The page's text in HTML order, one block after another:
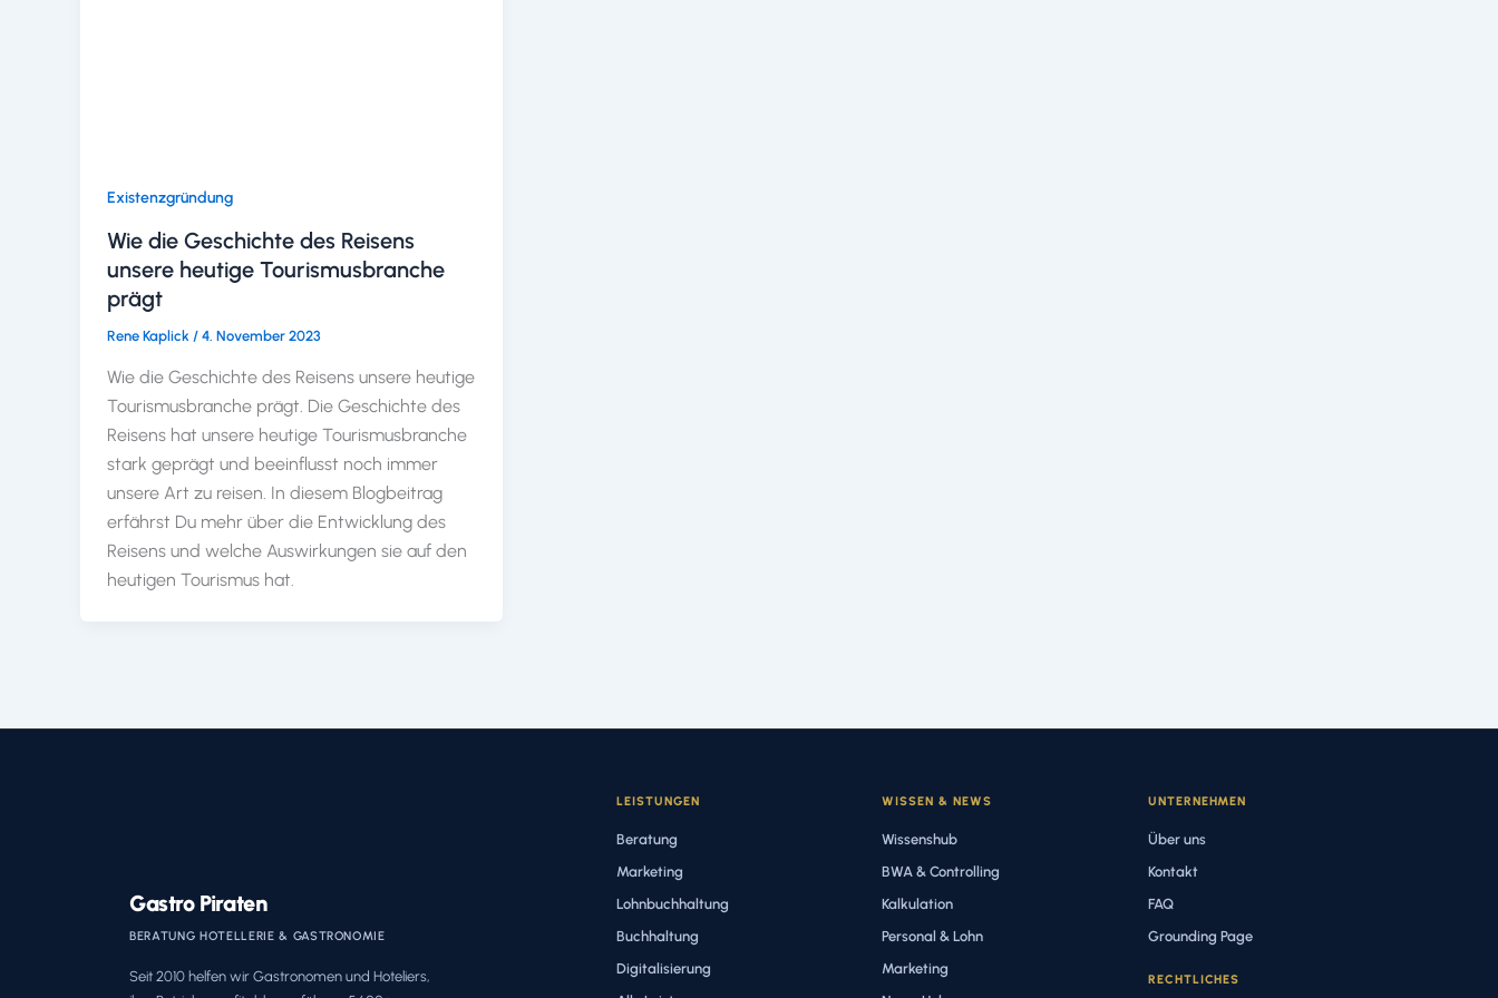
Existenzgründung
Wie die Geschichte des Reisens
unsere heutige Tourismusbranche
prägt
Rene Kaplick / 4. November 2023
Wie die Geschichte des Reisens unsere heutige
Tourismusbranche prägt. Die Geschichte des
Reisens hat unsere heutige Tourismusbranche
stark geprägt und beeinflusst noch immer
unsere Art zu reisen. In diesem Blogbeitrag
erfährst Du mehr über die Entwicklung des
Reisens und welche Auswirkungen sie auf den
heutigen Tourismus hat.
Gastro Piraten
BERATUNG HOTELLERIE & GASTRONOMIE
Seit 2010 helfen wir Gastronomen und Hoteliers,
LEISTUNGEN
Beratung
Marketing
Lohnbuchhaltung
Buchhaltung
Digitalisierung
WISSEN & NEWS
Wissenshub
BWA & Controlling
Kalkulation
Personal & Lohn
Marketing
UNTERNEHMEN
Über uns
Kontakt
FAQ
Grounding Page
RECHTLICHES